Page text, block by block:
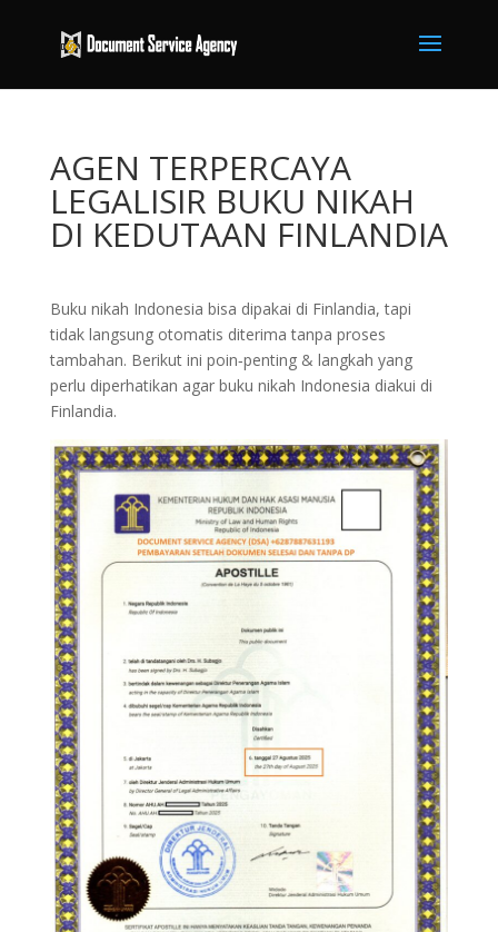
AGEN TERPERCAYA
LEGALISIR BUKU NIKAH
DI KEDUTAAN FINLANDIA
Buku nikah Indonesia bisa dipakai di Finlandia, tapi
tidak langsung otomatis diterima tanpa proses
tambahan. Berikut ini poin‑penting & langkah yang
perlu diperhatikan agar buku nikah Indonesia diakui di
Finlandia.